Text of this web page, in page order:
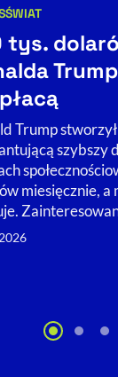
artykułu:
ŚWIAT
tys.
Trump
szybszy
miesięcznie, a